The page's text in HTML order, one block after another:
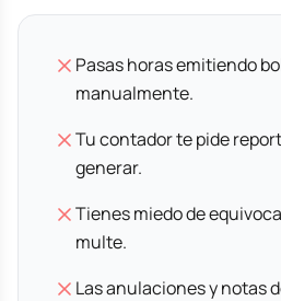
Pasas horas emitiendo
manualmente.
Tu contador te pide
generar.
Tienes miedo de
multe.
Las anulaciones y notas